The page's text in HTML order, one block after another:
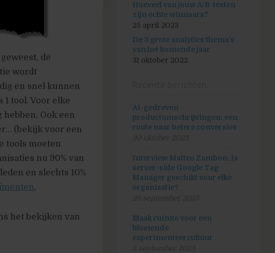
de
wordt
en snel kunnen
tool. Voor elke
Ook een
(bekijk voor een
tools moeten
nu 90% van
en slechts 10%
.
het bekijken van
Hoeveel van jouw A/B-testen
zijn echte winnaars?
25 april 2023
De 3 grote analytics thema’s
van het komende jaar
31 oktober 2022
AI-gedreven
productomschrijvingen: een
route naar betere conversies
Interview Matteo Zambon: Is
server-side Google Tag
Manager geschikt voor elke
organisatie?
Maak ruimte voor een
bloeiende
experimenteercultuur